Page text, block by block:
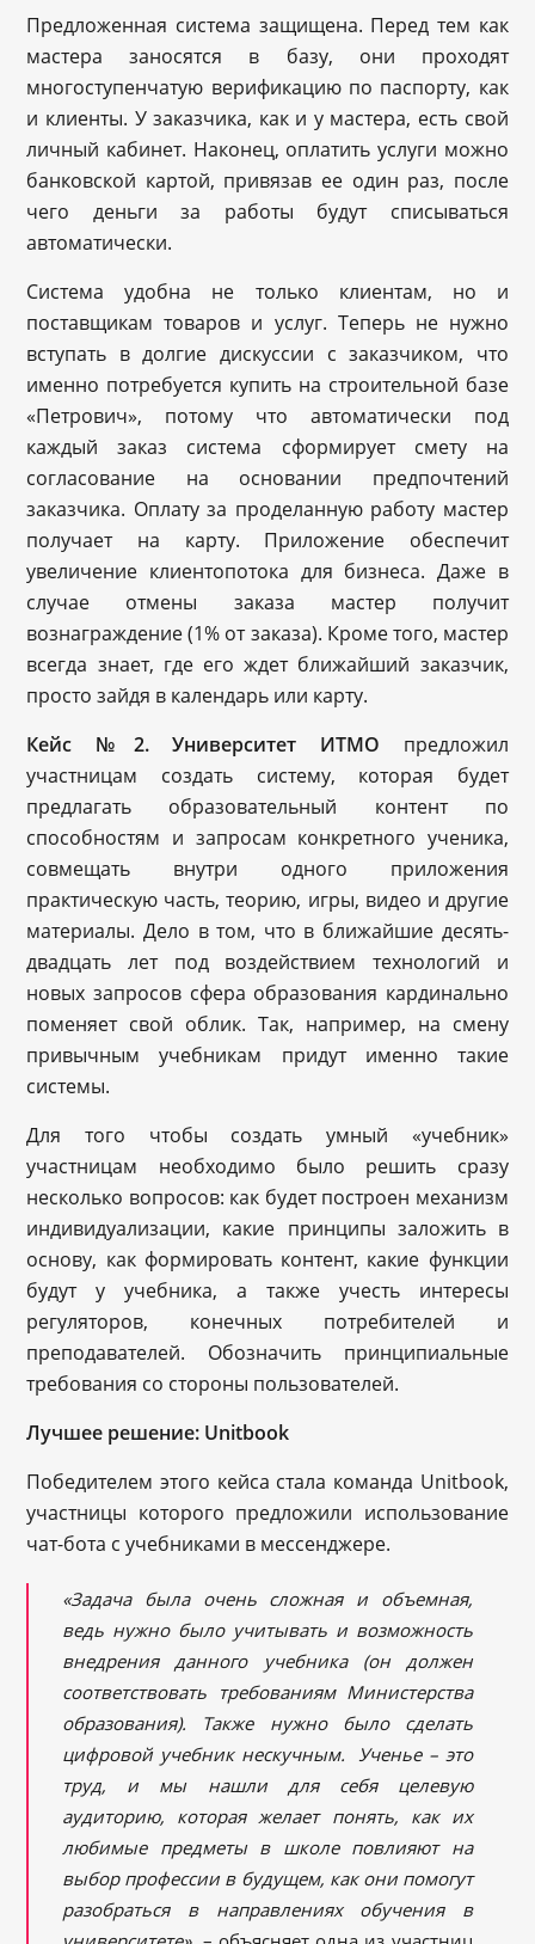
Предложенная система защищена. Перед тем как
мастера заносятся в базу, они проходят
многоступенчатую верификацию по паспорту, как
и клиенты. У заказчика, как и у мастера, есть свой
личный кабинет. Наконец, оплатить услуги можно
банковской картой, привязав ее один раз, после
чего деньги за работы будут списываться
автоматически.
Система удобна не только клиентам, но и
поставщикам товаров и услуг. Теперь не нужно
вступать в долгие дискуссии с заказчиком, что
именно потребуется купить на строительной базе
«Петрович», потому что автоматически под
каждый заказ система сформирует смету на
согласование на основании предпочтений
заказчика. Оплату за проделанную работу мастер
получает на карту. Приложение обеспечит
увеличение клиентопотока для бизнеса. Даже в
случае отмены заказа мастер получит
вознаграждение (1% от заказа). Кроме того, мастер
всегда знает, где его ждет ближайший заказчик,
просто зайдя в календарь или карту.
Кейс №2. Университет ИТМО предложил
участницам создать систему, которая будет
предлагать образовательный контент по
способностям и запросам конкретного ученика,
совмещать внутри одного приложения
практическую часть, теорию, игры, видео и другие
материалы. Дело в том, что в ближайшие десять-
двадцать лет под воздействием технологий и
новых запросов сфера образования кардинально
поменяет свой облик. Так, например, на смену
привычным учебникам придут именно такие
системы.
Для того чтобы создать умный «учебник»
участницам необходимо было решить сразу
несколько вопросов: как будет построен механизм
индивидуализации, какие принципы заложить в
основу, как формировать контент, какие функции
будут у учебника, а также учесть интересы
регуляторов, конечных потребителей и
преподавателей. Обозначить принципиальные
требования со стороны пользователей.
Лучшее решение: Unitbook
Победителем этого кейса стала команда Unitbook,
участницы которого предложили использование
чат-бота с учебниками в мессенджере.
«Задача была очень сложная и объемная,
ведь нужно было учитывать и возможность
внедрения данного учебника (он должен
соответствовать требованиям Министерства
образования). Также нужно было сделать
цифровой учебник нескучным. Ученье – это
труд, и мы нашли для себя целевую
аудиторию, которая желает понять, как их
любимые предметы в школе повлияют на
выбор профессии в будущем, как они помогут
разобраться в направлениях обучения в